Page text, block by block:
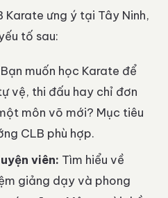
ưng ý tại Tây Ninh,
tố sau:
Bạn muốn học Karate để
vệ, thi đấu hay chỉ đơn
môn võ mới? Mục tiêu
CLB phù hợp.
viên: Tìm hiểu về
giảng dạy và phong